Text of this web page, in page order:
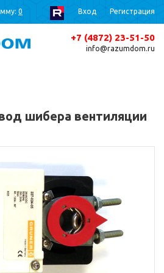
0 Вход Регистрация
+7 (4872) 23-51-50
info@razumdom.ru
шибера вентиляции